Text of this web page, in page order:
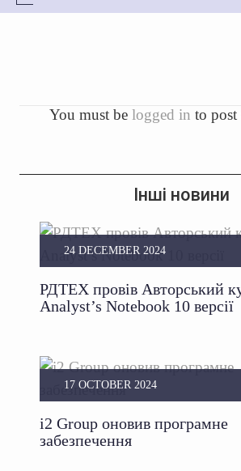
You must be logged in to post
Інші новини
РДТЕХ провів Авторський
Analyst’s Notebook 10 версії
24 DECEMBER 2024
i2 Group оновив програмне
забезпечення
17 OCTOBER 2024